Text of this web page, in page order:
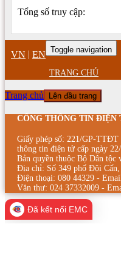
Tổng số truy cập:
VN | EN Toggle navigation
TRANG CHỦ
Trang chủ Lên đầu trang
CỔNG THÔNG TIN ĐIỆN
Giấy phép số: 221/GP-TTĐT
thông tin điện tử cấp ngày
Bản quyền thuộc Bộ Dân tộc
Địa chỉ: Số 349 phố Đội
Điện thoại: 080 44329 -
Văn thư: 024 37332009 -
Đã kết nối EMC